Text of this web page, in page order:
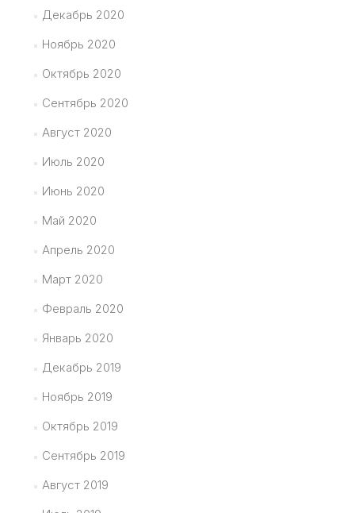
Декабрь 2020
Ноябрь 2020
Октябрь 2020
Сентябрь 2020
Август 2020
Июль 2020
Июнь 2020
Май 2020
Апрель 2020
Март 2020
Февраль 2020
Январь 2020
Декабрь 2019
Ноябрь 2019
Октябрь 2019
Сентябрь 2019
Август 2019